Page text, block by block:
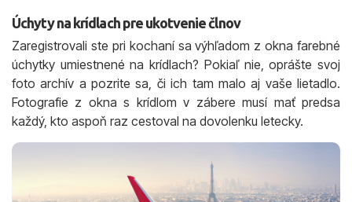
Úchyty na krídlach pre ukotvenie člnov
Zaregistrovali ste pri kochaní sa výhľadom z okna farebné
úchytky umiestnené na krídlach? Pokiaľ nie, oprášte svoj
foto archív a pozrite sa, či ich tam malo aj vaše lietadlo.
Fotografie z okna s krídlom v zábere musí mať predsa
každý, kto aspoň raz cestoval na dovolenku letecky.